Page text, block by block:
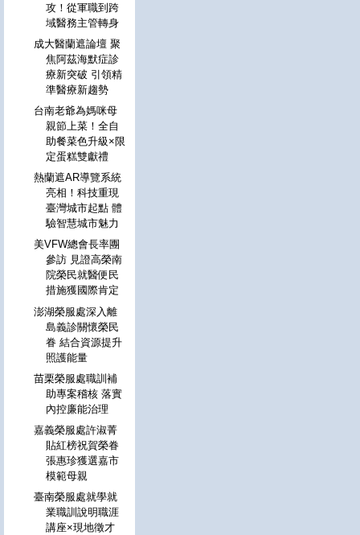
攻！從軍職到跨
域醫務主管轉身
成大醫蘭遮論壇 聚
焦阿茲海默症診
療新突破 引領精
準醫療新趨勢
台南老爺為媽咪母
親節上菜！全自
助餐菜色升級×限
定蛋糕雙獻禮
熱蘭遮AR導覽系統
亮相！科技重現
臺灣城市起點 體
驗智慧城市魅力
美VFW總會長率團
參訪 見證高榮南
院榮民就醫便民
措施獲國際肯定
澎湖榮服處深入離
島義診關懷榮民
眷 結合資源提升
照護能量
苗栗榮服處職訓補
助專案稽核 落實
內控廉能治理
嘉義榮服處許淑菁
貼紅榜祝賀榮眷
張惠珍獲選嘉市
模範母親
臺南榮服處就學就
業職訓說明職涯
講座×現地徵才